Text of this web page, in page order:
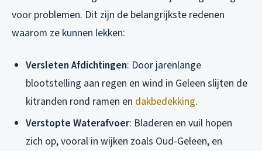
voor problemen. Dit zijn de belangrijkste redenen
waarom ze kunnen lekken:
Versleten Afdichtingen: Door jarenlange
blootstelling aan regen en wind in Geleen slijten de
kitranden rond ramen en dakbedekking.
Verstopte Waterafvoer: Bladeren en vuil hopen
zich op, vooral in wijken zoals Oud-Geleen, en